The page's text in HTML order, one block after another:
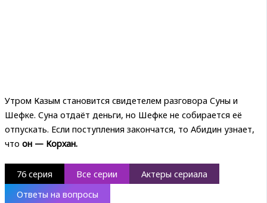
Утром Казым становится свидетелем разговора Суны и
Шефке. Суна отдаёт деньги, но Шефке не собирается её
отпускать. Если поступления закончатся, то Абидин узнает,
что он — Корхан.
76 серия Все серии
Актеры сериала
Ответы на вопросы